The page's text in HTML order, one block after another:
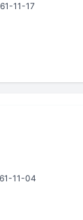
11-17
11-04